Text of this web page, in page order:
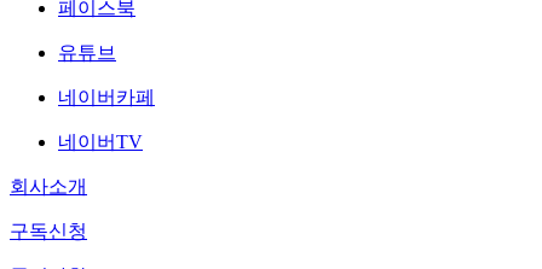
페이스북
유튜브
네이버카페
네이버TV
회사소개
구독신청